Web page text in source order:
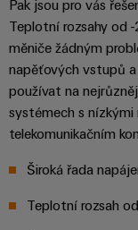
Pak jsou pro vás
Teplotní rozsahy od
měniče žádným
napěťových vstupů
používat na
systémech s nízkými
telekomunikačním
Široká řada
Teplotní rozsah